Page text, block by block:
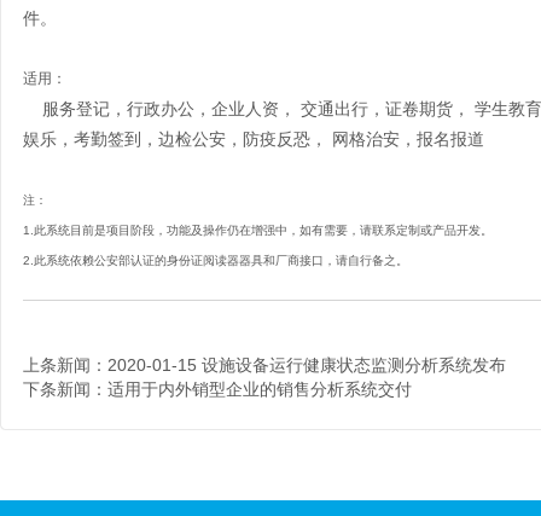
件。
适用：
服务登记，行政办公，企业人资， 交通出行，证卷期货， 学生教
娱乐，考勤签到
，边检公安，防疫反恐， 网格治安，报名报道
注：
1. 此系统目前是项目阶段，功能及操作仍在增强中，如有需要，请联系定制或产品开发。
2.此系统依赖公安部认证的身份证阅读器器具和厂商接口，请自行备之。
上条新闻： 2020-01-15 设施设备运行健康状态监测分析系统发布
下条新闻： 适用于内外销型企业的销售分析系统交付